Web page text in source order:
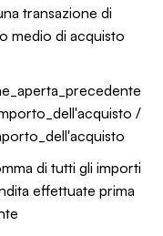
transazione di
medio di acquisto
/
di tutti gli importi
effettuate prima